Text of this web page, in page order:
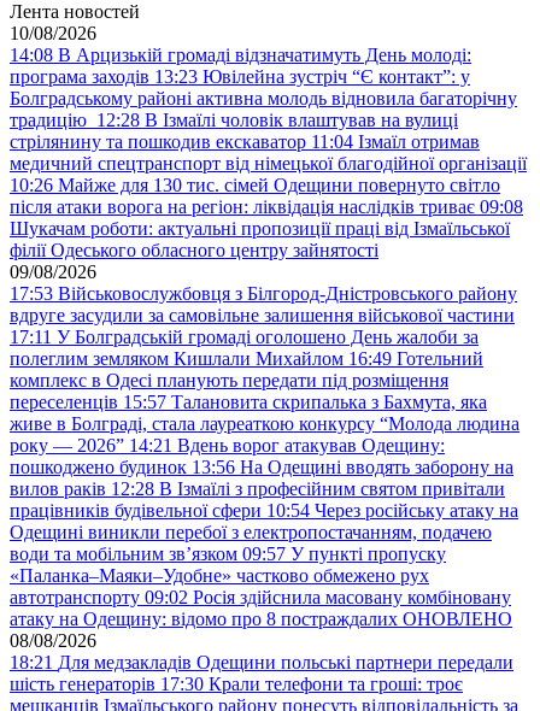
Лента новостей
10/08/2026
14:08 В Арцизькій громаді відзначатимуть День молоді:
програма заходів 13:23 Ювілейна зустріч “Є контакт”: у
Болградському районі активна молодь відновила багаторічну
традицію 12:28 В Ізмаїлі чоловік влаштував на вулиці
стрілянину та пошкодив екскаватор 11:04 Ізмаїл отримав
медичний спецтранспорт від німецької благодійної організації
10:26 Майже для 130 тис. сімей Одещини повернуто світло
після атаки ворога на регіон: ліквідація наслідків триває 09:08
Шукачам роботи: актуальні пропозиції праці від Ізмаїльської
філії Одеського обласного центру зайнятості
09/08/2026
17:53 Військовослужбовця з Білгород-Дністровського району
вдруге засудили за самовільне залишення військової частини
17:11 У Болградській громаді оголошено День жалоби за
полеглим земляком Кишлали Михайлом 16:49 Готельний
комплекс в Одесі планують передати під розміщення
переселенців 15:57 Талановита скрипалька з Бахмута, яка
живе в Болграді, стала лауреаткою конкурсу “Молода людина
року — 2026” 14:21 Вдень ворог атакував Одещину:
пошкоджено будинок 13:56 На Одещині вводять заборону на
вилов раків 12:28 В Ізмаїлі з професійним святом привітали
працівників будівельної сфери 10:54 Через російську атаку на
Одещині виникли перебої з електропостачанням, подачею
води та мобільним звʼязком 09:57 У пункті пропуску
«Паланка–Маяки–Удобне» частково обмежено рух
автотранспорту 09:02 Росія здійснила масовану комбіновану
атаку на Одещину: відомо про 8 постраждалих ОНОВЛЕНО
08/08/2026
18:21 Для медзакладів Одещини польські партнери передали
шість генераторів 17:30 Крали телефони та гроші: троє
мешканців Ізмаїльського району понесуть відповідальність за